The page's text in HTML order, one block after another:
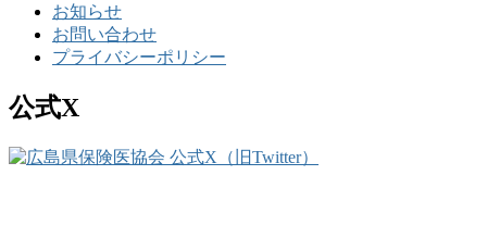
お知らせ
お問い合わせ
プライバシーポリシー
公式X